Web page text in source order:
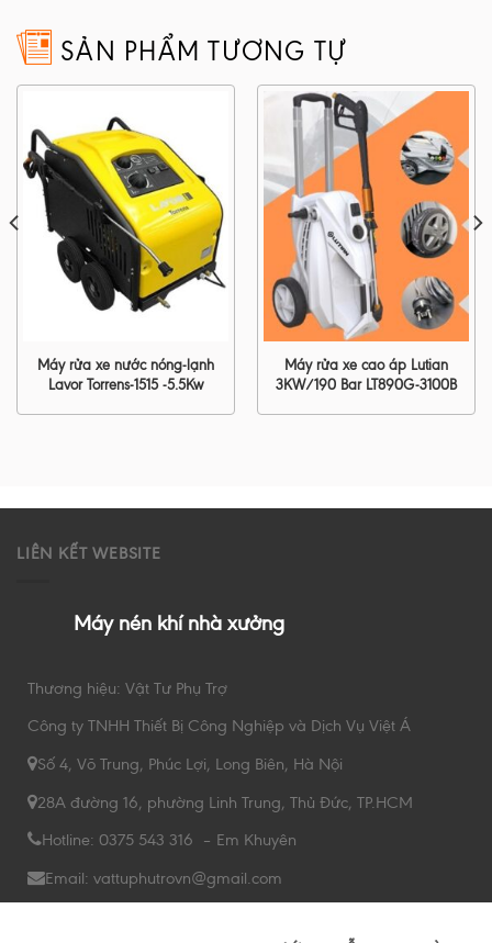
SẢN PHẨM TƯƠNG TỰ
Máy rửa xe nước nóng-lạnh
Lavor Torrens-1515 -5.5Kw
Máy rửa xe cao áp Lutian
3KW/190 Bar LT890G-3100B
LIÊN KẾT WEBSITE
Máy nén khí nhà xưởng
Thương hiệu: Vật Tư Phụ Trợ
Công ty TNHH Thiết Bị Công Nghiệp và Dịch Vụ Việt Á
Số 4, Võ Trung, Phúc Lợi, Long Biên, Hà Nội
28A đường 16, phường Linh Trung, Thủ Đức, TP.HCM
Hotline: 0375 543 316 – Em Khuyên
Email: vattuphutrovn@gmail.com